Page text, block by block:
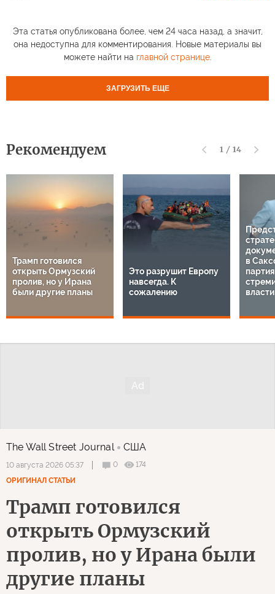
Эта статья опубликована более, чем 24 часа назад, а значит,
она недоступна для комментирования. Новые материалы вы
можете найти на главной странице.
ЗАГРУЗИТЬ ЕЩЕ
Рекомендуем 1 / 14
Трамп готовился
открыть Ормузский
пролив, но у Ирана
были другие планы
Это разрушит Европу
навсегда. К
сожалению
в
The Wall Street Journal США
10 августа 2026 05:37 0
174
ОРИГИНАЛ СТАТЬИ
Трамп готовился
открыть Ормузский
пролив, но у Ирана были
другие планы